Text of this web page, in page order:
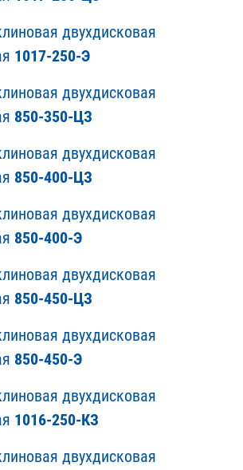
двухдисковая
1017-250-Э
двухдисковая
850-350-ЦЗ
двухдисковая
850-400-ЦЗ
двухдисковая
850-400-Э
двухдисковая
850-450-ЦЗ
двухдисковая
850-450-Э
двухдисковая
1016-250-КЗ
двухдисковая